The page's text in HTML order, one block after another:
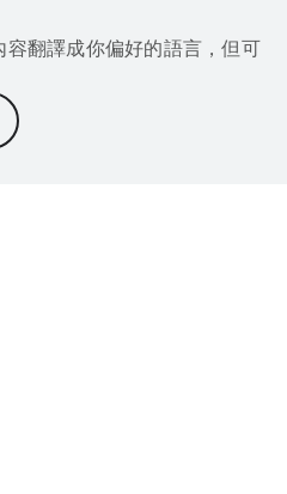
翻譯成你偏好的語言，但可